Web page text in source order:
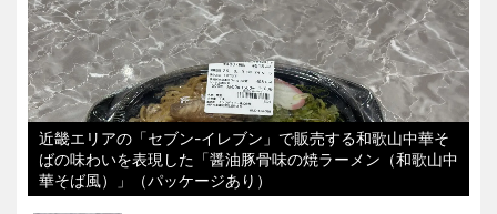
近畿エリアの「セブン-イレブン」で販売する和歌山中華そ
ばの味わいを表現した「醤油豚骨味の焼ラーメン（和歌山中
華そば風）」（パッケージあり）